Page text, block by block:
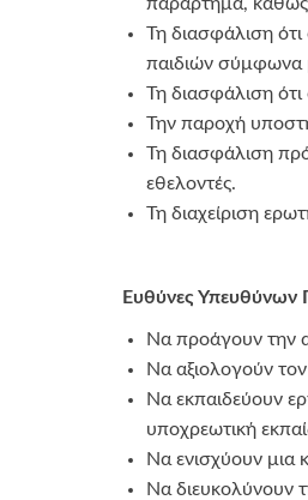
Τη διασφάλιση
παιδιών σύμφωνα
Τη διασφάλιση
Την παροχή
Τη διασφάλιση
εθελοντές.
Τη διαχείριση
Ευθύνες
Να προάγουν την
Να αξιολογούν
Να εκπαιδεύουν
υποχρεωτική
Να ενισχύουν μια
Να διευκολύνουν